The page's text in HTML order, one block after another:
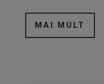
MAI MULT